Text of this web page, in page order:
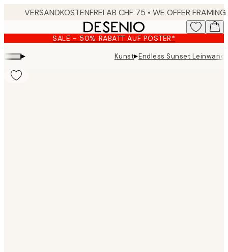
content.
SALE - 50% RABATT AUF POSTER*
▸ Kunst▸Endless Sunset Leinwand